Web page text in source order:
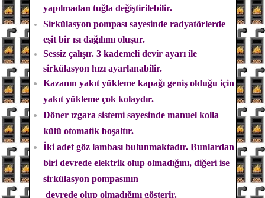
yapılmadan tuğla değiştirilebilir.
Sirkülasyon pompası sayesinde radyatörlerde
eşit bir ısı dağılımı oluşur.
Sessiz çalışır. 3 kademeli devir ayarı ile
sirkülasyon hızı ayarlanabilir.
Kazanın yakıt yükleme kapağı geniş olduğu için
yakıt yükleme çok kolaydır.
Döner ızgara sistemi sayesinde manuel kolla
külü otomatik boşaltır.
İki adet göz lambası bulunmaktadır. Bunlardan
biri devrede elektrik olup olmadığını, diğeri ise
sirkülasyon pompasının
devrede olup olmadığını gösterir.